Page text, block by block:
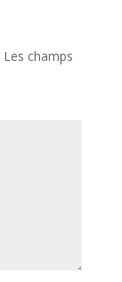
Les champs